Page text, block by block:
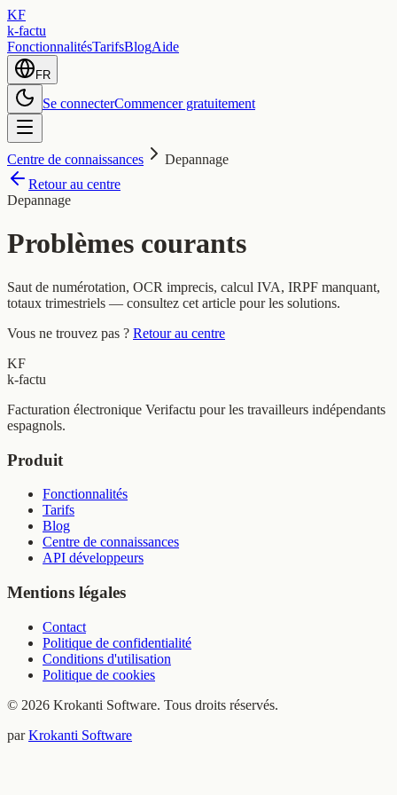
KF
k-factu
FonctionnalitésTarifsBlogAide
FR
Se connecterCommencer gratuitement
Centre de connaissances
Depannage
Retour au centre
Depannage
Problèmes courants
Saut de numérotation, OCR imprecis, calcul IVA, IRPF manquant,
totaux trimestriels — consultez cet article pour les solutions.
Vous ne trouvez pas ? Retour au centre
KF
k-factu
Facturation électronique Verifactu pour les travailleurs indépendants
espagnols.
Produit
Fonctionnalités
Tarifs
Blog
Centre de connaissances
API développeurs
Mentions légales
Contact
Politique de confidentialité
Conditions d'utilisation
Politique de cookies
© 2026 Krokanti Software. Tous droits réservés.
par Krokanti Software